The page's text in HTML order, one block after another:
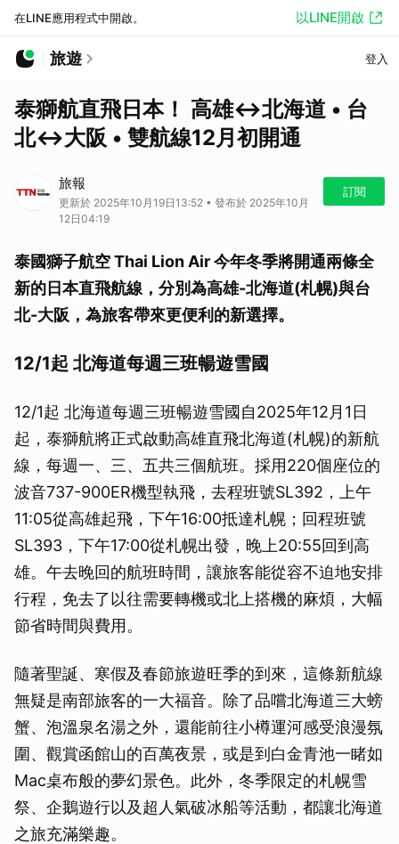
在LINE應用程式中開啟。 以LINE開啟
旅遊 登入
泰獅航直飛日本！ 高雄↔︎北海道 • 台
北↔︎大阪 • 雙航線12月初開通
旅報
更新於 2025年10月19日13:52 • 發布於 2025年10月
12日04:19
訂閱
泰國獅子航空 Thai Lion Air 今年冬季將開通兩條全
新的日本直飛航線，分別為高雄-北海道(札幌)與台
北-大阪，為旅客帶來更便利的新選擇。
12/1起 北海道每週三班暢遊雪國
12/1起 北海道每週三班暢遊雪國自2025年12月1日
起，泰獅航將正式啟動高雄直飛北海道(札幌)的新航
線，每週一、三、五共三個航班。採用220個座位的
波音737-900ER機型執飛，去程班號SL392，上午
11:05從高雄起飛，下午16:00抵達札幌；回程班號
SL393，下午17:00從札幌出發，晚上20:55回到高
雄。午去晚回的航班時間，讓旅客能從容不迫地安排
行程，免去了以往需要轉機或北上搭機的麻煩，大幅
節省時間與費用。
隨著聖誕、寒假及春節旅遊旺季的到來，這條新航線
無疑是南部旅客的一大福音。除了品嚐北海道三大螃
蟹、泡溫泉名湯之外，還能前往小樽運河感受浪漫氛
圍、觀賞函館山的百萬夜景，或是到白金青池一睹如
Mac桌布般的夢幻景色。此外，冬季限定的札幌雪
祭、企鵝遊行以及超人氣破冰船等活動，都讓北海道
之旅充滿樂趣。